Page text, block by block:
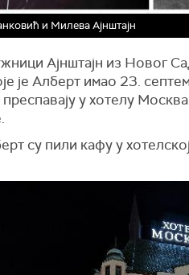
и Милева Ајнштајн
Ајнштајн из Новог
је Алберт имао 23.
у хотелу
су пили кафу у